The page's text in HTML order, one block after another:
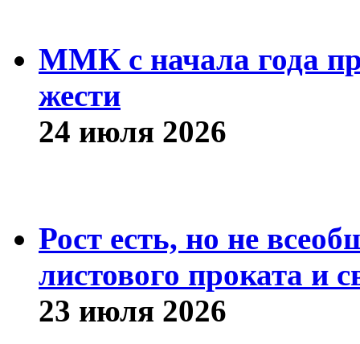
ММК с начала года
жести
24 июля 2026
Рост есть, но не
листового проката и
23 июля 2026